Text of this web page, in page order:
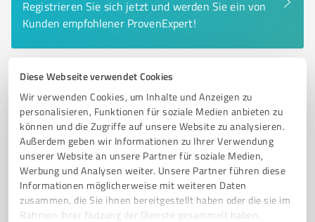
Diese Webseite verwendet Cookies
Wir verwenden Cookies, um Inhalte und Anzeigen zu
personalisieren, Funktionen für soziale Medien anbieten zu
können und die Zugriffe auf unsere Website zu analysieren.
Außerdem geben wir Informationen zu Ihrer Verwendung
unserer Website an unsere Partner für soziale Medien,
Werbung und Analysen weiter. Unsere Partner führen diese
Informationen möglicherweise mit weiteren Daten
zusammen, die Sie ihnen bereitgestellt haben oder die sie im
Rahmen Ihrer Nutzung der Dienste gesammelt haben.
Registrieren Sie sich jetzt und werden Sie ein von
Kunden empfohlener ProvenExpert!
6 Hotels & Unterkünfte
Hotel Das James
Hotel Das James in Flensburg - Ihr Ort für
Entspannung und Genuss
HOTEL FLENSBURG SPA ROOFTOP-POOL RESTAURANT
WELLNESS TAGUNGEN SUITEN GASTFREUNDSCHAFT
FLENSBURGER FÖRDE GENUSSWELT AUSZEIT